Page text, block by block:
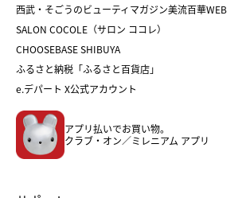
ホワイトデー
バレンタイン
ホワイトデー
おせち
フード
ホーム・キッチン＆アート
西武・そごうのビューティマガジン美流百華WEB
SALON COCOLE（サロン ココレ）
CHOOSEBASE SHIBUYA
ふるさと納税「ふるさと百貨店」
e.デパート X公式アカウント
アプリ払いでお買い物。
クラブ・オン／ミレニアム アプリ